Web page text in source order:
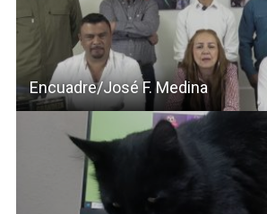
Encuadre/José F. Medina